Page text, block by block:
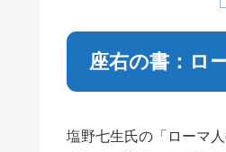
座右の書：ロ
塩野七生氏の「ローマ